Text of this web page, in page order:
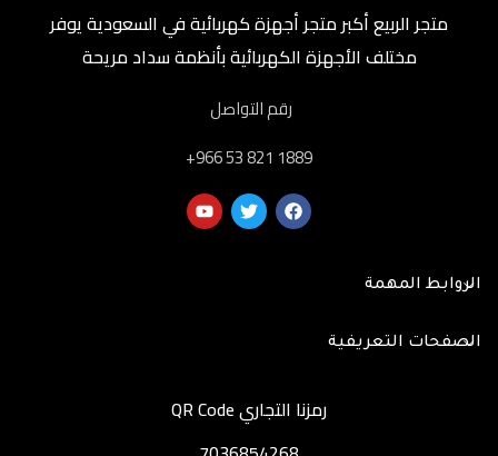
متجر الربيع أكبر متجر أجهزة كهربائية في السعودية يوفر
مختلف الأجهزة الكهربائية بأنظمة سداد مريحة
رقم التواصل
‎+966 53 821 1889
الروابط المهمة
الصفحات التعريفية
رمزنا التجاري QR Code